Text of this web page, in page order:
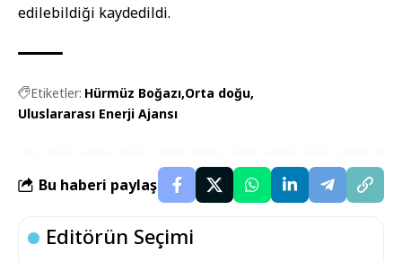
edilebildiği kaydedildi.
Etiketler: Hürmüz Boğazı Orta doğu
Uluslararası Enerji Ajansı
Bu haberi paylaş
Editörün Seçimi